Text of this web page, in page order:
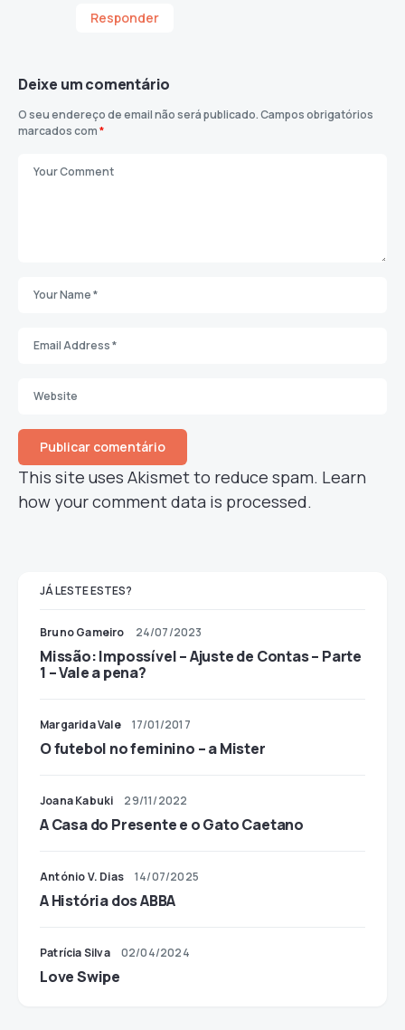
Responder
Deixe um comentário
O seu endereço de email não será publicado.Campos obrigatórios
marcados com*
This site uses Akismet to reduce spam. Learn
how your comment data is processed.
JÁ LESTE ESTES?
Bruno Gameiro 24/07/2023
Missão: Impossível – Ajuste de Contas – Parte
1 – Vale a pena?
Margarida Vale 17/01/2017
O futebol no feminino – a Mister
Joana Kabuki 29/11/2022
A Casa do Presente e o Gato Caetano
António V. Dias 14/07/2025
A História dos ABBA
Patrícia Silva 02/04/2024
Love Swipe